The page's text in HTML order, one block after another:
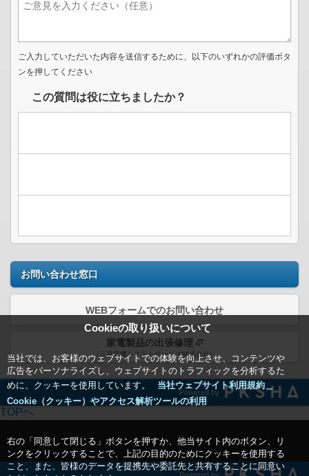
Cookieの取り扱いについて
当社では、お客様のウェブサイトでの体験を向上させ、コンテンツや
広告をパーソナライズし、ウェブサイトのトラフィックを分析するた
めに、クッキーを使用しています。
当社ウェブサイト利用規約＿
Cookie（クッキー）やアクセス解析ツールの利用
右の「同意して閉じる」ボタンを押すか、他当サイト内のボタン、リ
ンクをクリックすることで、上記の目的のためにクッキーを使用する
こと、また、皆様のデータを提携先や委託先と共有することに同意い
ご入力していただいた内容を送信するために、以下のいずれかの評価ボタ
ンを押してください
この質問は役に立ちましたか？
お問い合わせ窓口
WEBフォームでのお問い合わせ
家電製品の出張修理
（三菱電機システムサービス株式会社）
Powered by
TOPへ